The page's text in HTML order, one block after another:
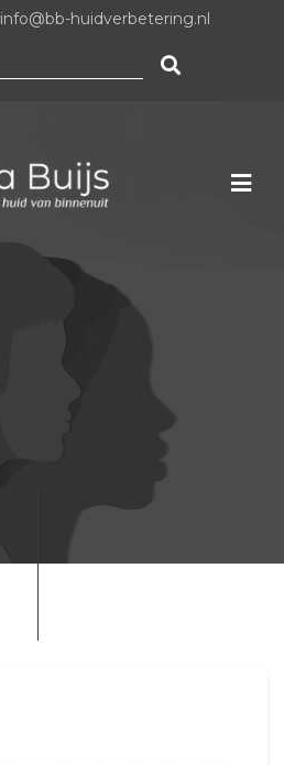
info@bb-huidverbetering.nl